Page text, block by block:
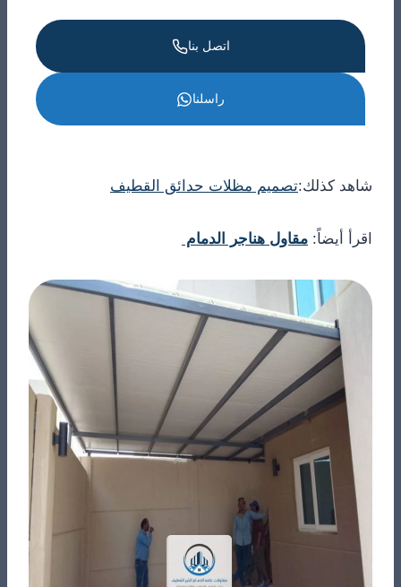
اتصل بنا
راسلنا
شاهد كذلك:تصميم مظلات حدائق القطيف
اقرأ أيضاً: مقاول هناجر الدمام